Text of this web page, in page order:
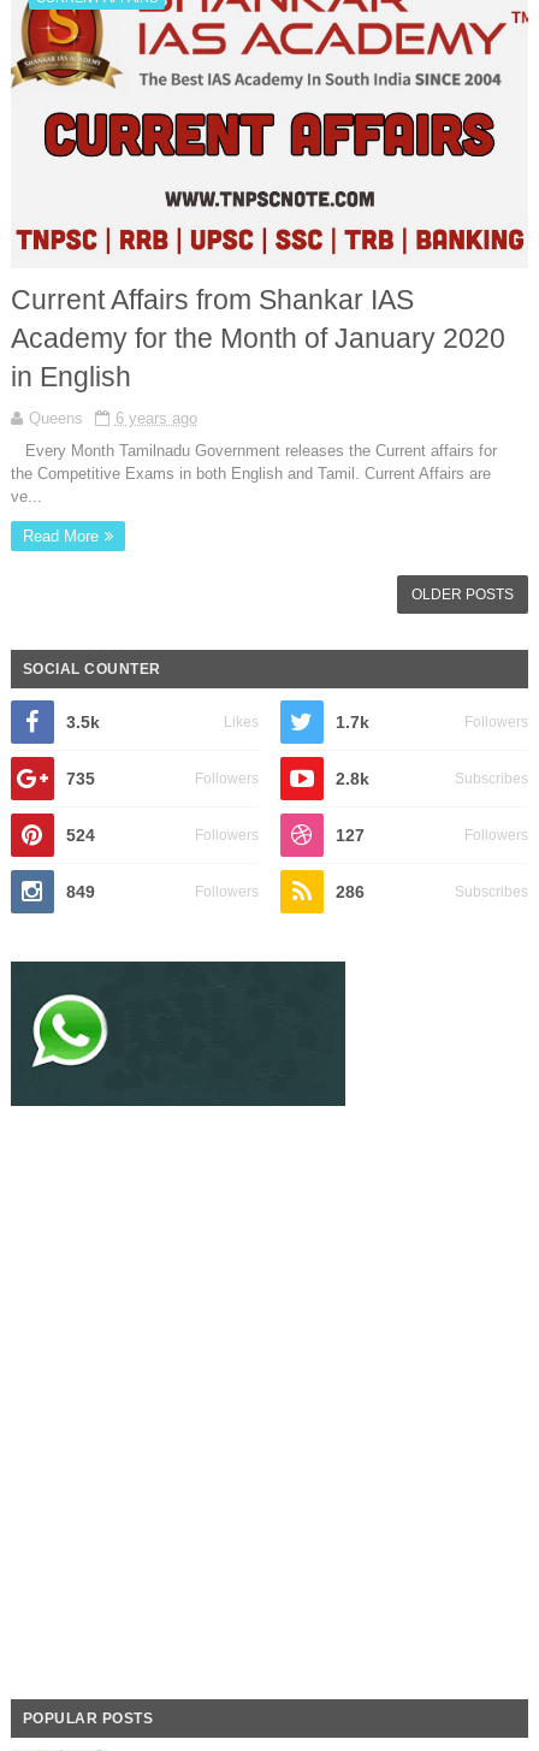
Current Affairs from Shankar IAS
Academy for the Month of January 2020
in English
Queens
6 years ago
Every Month Tamilnadu Government releases the Current affairs for
the Competitive Exams in both English and Tamil. Current Affairs are
ve...
Read More
OLDER POSTS
SOCIAL COUNTER
3.5k Likes 1.7k Followers
735 Followers 2.8k Subscribes
524 Followers 127 Followers
849 Followers 286 Subscribes
POPULAR POSTS